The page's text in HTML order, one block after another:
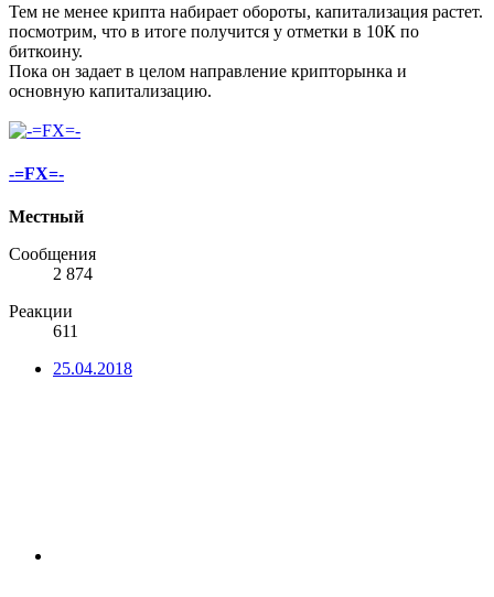
Тем не менее крипта набирает обороты, капитализация растет.
посмотрим, что в итоге получится у отметки в 10К по
биткоину.
Пока он задает в целом направление крипторынка и
основную капитализацию.
-=FX=-
Местный
Сообщения
2 874
Реакции
611
25.04.2018